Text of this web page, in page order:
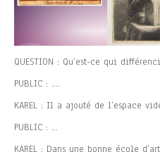
QUESTION : Qu’est-ce qui
PUBLIC : ….
KAREL : Il a ajouté de l’espace
PUBLIC : …